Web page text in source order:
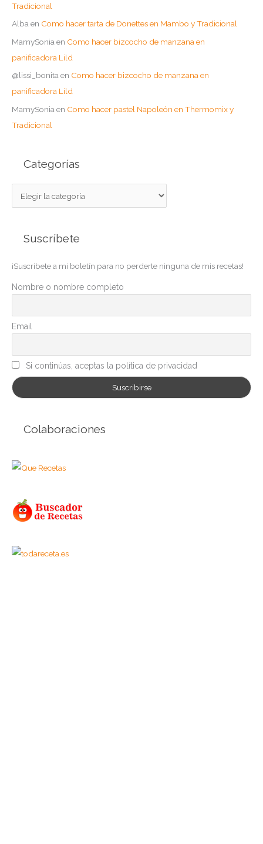
Tradicional
Albaen Como hacer tarta de Donettes en Mambo y Tradicional
MamySonia en Como hacer bizcocho de manzana en
panificadora Lild
@lissi_bonita en Como hacer bizcocho de manzana en
panificadora Lild
MamySonia en Como hacer pastel Napoleón en Thermomix y
Tradicional
Categorías
a
o
r
a
s
Suscríbete
¡Suscribete a mi boletín para no perderte ninguna de mis recetas!
Nombre o nombre completo
Email
Si continúas, aceptas la política de privacidad
Colaboraciones